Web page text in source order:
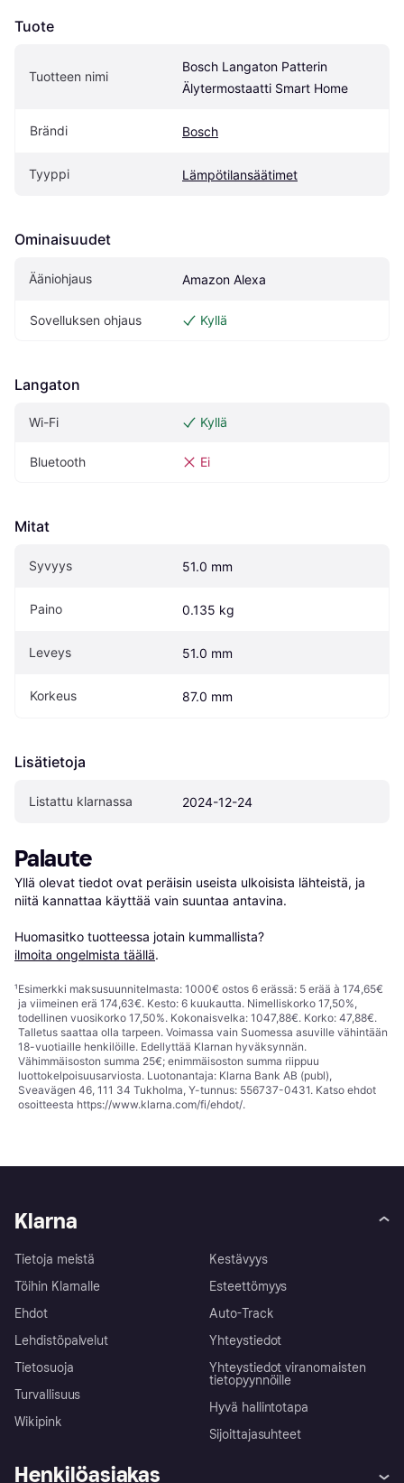
Tuote
Tuotteen nimi
Bosch Langaton Patterin
Älytermostaatti Smart Home
Brändi Bosch
Tyyppi Lämpötilansäätimet
Ominaisuudet
Ääniohjaus Amazon Alexa
Sovelluksen ohjaus Kyllä
Langaton
Wi-Fi Kyllä
Bluetooth Ei
Mitat
Syvyys 51.0 mm
Paino 0.135 kg
Leveys 51.0 mm
Korkeus 87.0 mm
Lisätietoja
Listattu klarnassa 2024-12-24
Palaute
Yllä olevat tiedot ovat peräisin useista ulkoisista lähteistä, ja
niitä kannattaa käyttää vain suuntaa antavina.
Huomasitko tuotteessa jotain kummallista?
ilmoita ongelmista täällä.
¹Esimerkki maksusuunnitelmasta: 1000€ ostos 6 erässä: 5 erää à 174,65€
ja viimeinen erä 174,63€. Kesto: 6 kuukautta. Nimelliskorko 17,50%,
todellinen vuosikorko 17,50%. Kokonaisvelka: 1047,88€. Korko: 47,88€.
Talletus saattaa olla tarpeen. Voimassa vain Suomessa asuville vähintään
18-vuotiaille henkilöille. Edellyttää Klarnan hyväksynnän.
Vähimmäisoston summa 25€; enimmäisoston summa riippuu
luottokelpoisuusarviosta. Luotonantaja: Klarna Bank AB (publ),
Sveavägen 46, 111 34 Tukholma, Y-tunnus: 556737-0431. Katso ehdot
osoitteesta https://www.klarna.com/fi/ehdot/.
Klarna
Tietoja meistä
Töihin Klarnalle
Ehdot
Lehdistöpalvelut
Tietosuoja
Turvallisuus
Wikipink
Kestävyys
Esteettömyys
Auto-Track
Yhteystiedot
Yhteystiedot viranomaisten
tietopyynnöille
Hyvä hallintotapa
Sijoittajasuhteet
Henkilöasiakas